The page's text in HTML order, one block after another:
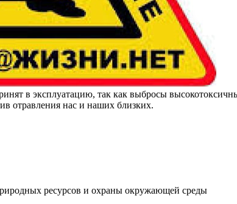
в эксплуатацию, так как выбросы
отравления нас и наших близких.
ресурсов и охраны окружающей среды